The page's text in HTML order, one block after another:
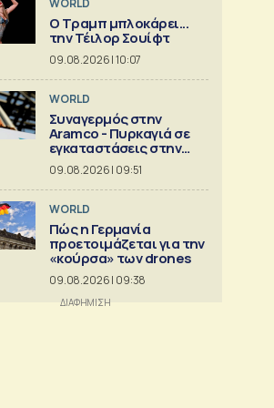
WORLD
Ο Τραμπ μπλοκάρει...
την Τέιλορ Σουίφτ
09.08.2026 | 10:07
WORLD
Συναγερμός στην
Aramco - Πυρκαγιά σε
εγκαταστάσεις στην
Τζιζάν
09.08.2026 | 09:51
WORLD
Πώς η Γερμανία
προετοιμάζεται για την
«κούρσα» των drones
09.08.2026 | 09:38